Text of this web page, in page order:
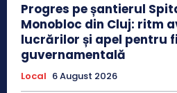
Progres pe șantierul
Monobloc din Cluj: ritm
lucrărilor și apel pentru
guvernamentală
Local 6 August 2026